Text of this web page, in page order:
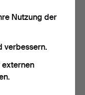
Nutzung der
verbessern.
externen